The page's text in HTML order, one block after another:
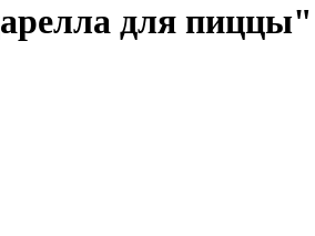
для пиццы"